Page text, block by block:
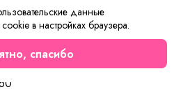
волокно 20%, микроволокно
хлопок 100%
данные
в настройках браузера.
спасибо